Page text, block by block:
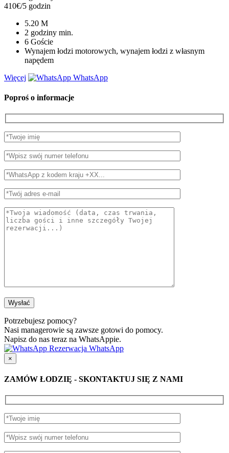
410€/5 godzin
5.20 M
2 godziny min.
6 Goście
Wynajem łodzi motorowych, wynajem łodzi z własnym
napędem
Więcej
WhatsApp
Poproś o informacje
Potrzebujesz pomocy?
Nasi managerowie są zawsze gotowi do pomocy.
Napisz do nas teraz na WhatsAppie.
Rezerwacja WhatsApp
×
ZAMÓW ŁODZIĘ - SKONTAKTUJ SIĘ Z NAMI